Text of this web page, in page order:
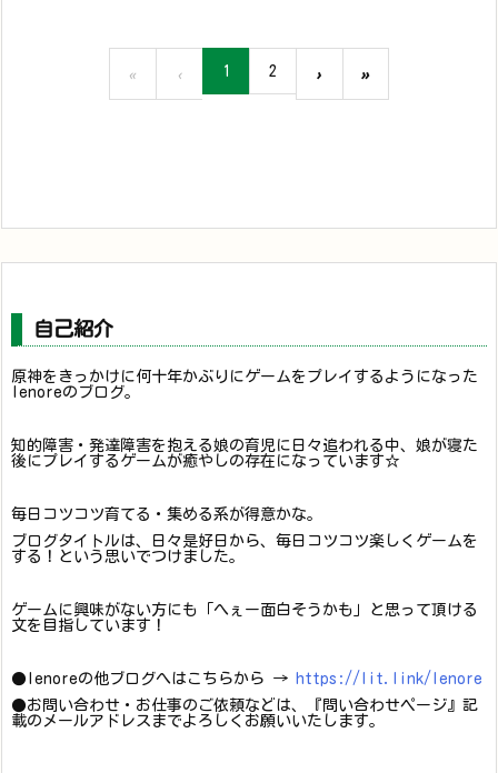
« ‹ 1 2 › »
自己紹介
原神をきっかけに何十年かぶりにゲームをプレイするようになった
lenoreのブログ。
知的障害・発達障害を抱える娘の育児に日々追われる中、娘が寝た
後にプレイするゲームが癒やしの存在になっています☆
毎日コツコツ育てる・集める系が得意かな。
ブログタイトルは、日々是好日から、毎日コツコツ楽しくゲームを
する！という思いでつけました。
ゲームに興味がない方にも「へぇー面白そうかも」と思って頂ける
文を目指しています！
●lenoreの他ブログへはこちらから →
https://lit.link/lenore
●お問い合わせ・お仕事のご依頼などは、『問い合わせページ』記
載のメールアドレスまでよろしくお願いいたします。